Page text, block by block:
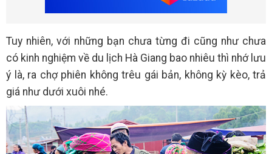
Tuy nhiên, với những bạn chưa từng đi cũng như chưa
có kinh nghiệm về du lịch Hà Giang bao nhiêu thì nhớ lưu
ý là, ra chợ phiên không trêu gái bản, không kỳ kèo, trả
giá như dưới xuôi nhé.